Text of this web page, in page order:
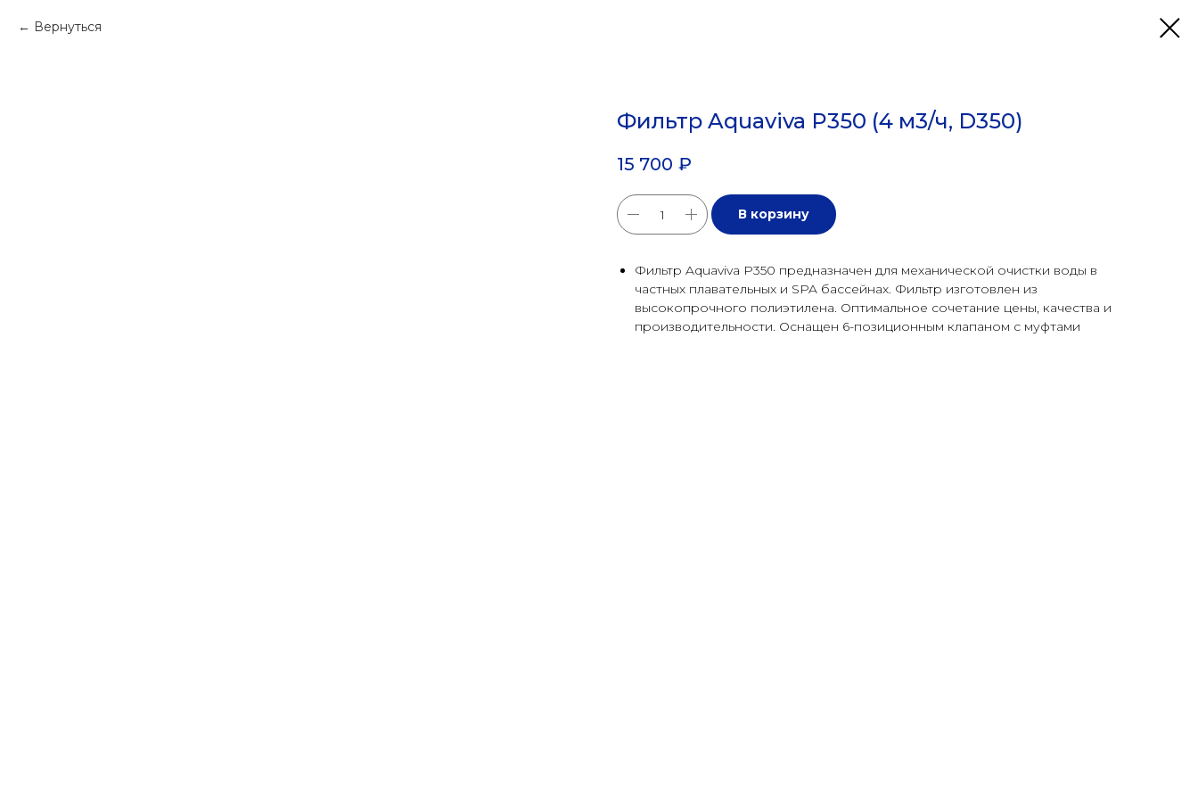
Вернуться
Фильтр Aquaviva P350 (4 м3/ч, D350)
15 700 ₽
В корзину
Фильтр Aquaviva P350 предназначен для механической очистки воды в
частных плавательных и SPA бассейнах. Фильтр изготовлен из
высокопрочного полиэтилена. Оптимальное сочетание цены, качества и
производительности. Оснащен 6-позиционным клапаном с муфтами